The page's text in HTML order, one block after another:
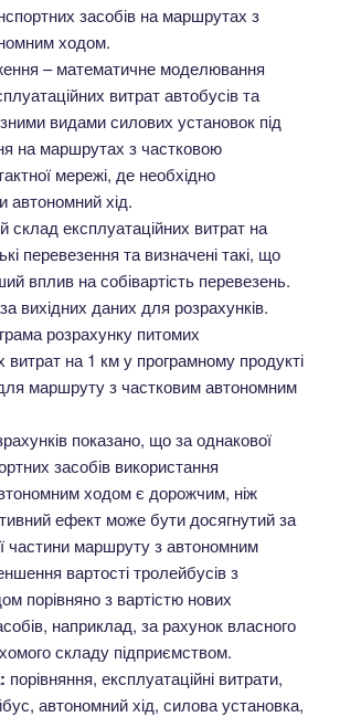
засобів на маршрутах з
ходом.
– математичне моделювання
витрат автобусів та
видами силових установок під
на маршрутах з частковою
мережі, де необхідно
автономний хід.
склад експлуатаційних витрат на
перевезення та визначені такі, що
вплив на собівартість перевезень.
вихідних даних для розрахунків.
розрахунку питомих
витрат на 1 км у програмному продукті
маршруту з частковим автономним
показано, що за однакової
засобів використання
ходом є дорожчим, ніж
ефект може бути досягнутий за
частини маршруту з автономним
вартості тролейбусів з
порівняно з вартістю нових
наприклад, за рахунок власного
складу підприємством.
порівняння, експлуатаційні витрати,
автономний хід, силова установка,